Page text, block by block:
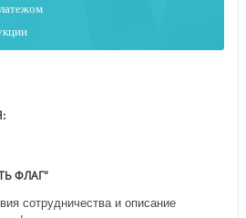
м
ФЛАГ"
сотрудничества и описание